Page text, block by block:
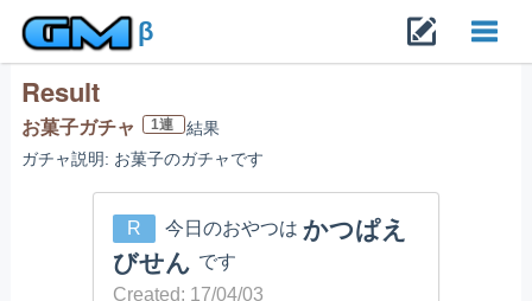
β
Result
お菓子ガチャ 1連
結果
ガチャ説明: お菓子のガチャです
R 今日のおやつは かつぱえ
びせん です
Created: 17/04/03